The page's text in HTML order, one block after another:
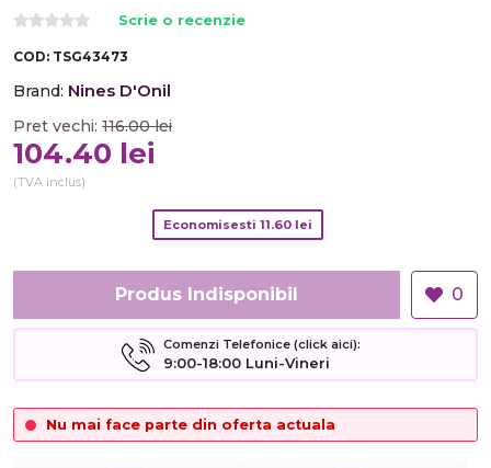
Scrie o recenzie
COD: TSG43473
Brand: Nines D'Onil
Pret vechi: 116.00 lei
104.40 lei
(TVA inclus)
Economisesti 11.60lei
Produs Indisponibil 0
Comenzi Telefonice (click aici):
9:00-18:00 Luni-Vineri
Nu mai face parte din oferta actuala